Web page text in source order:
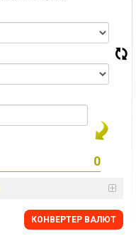
КОНВЕРТЕР ВАЛЮТ